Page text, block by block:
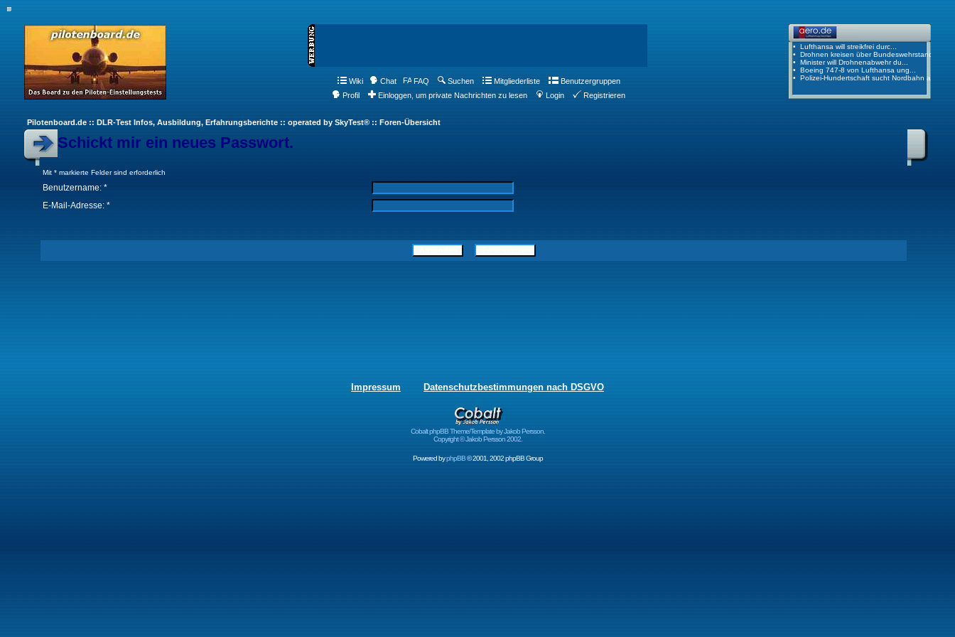
Wiki Chat FAQ Suchen Mitgliederliste
Benutzergruppen
Profil
Einloggen, um private Nachrichten zu lesen Login Registrieren
Pilotenboard.de :: DLR-Test Infos, Ausbildung, Erfahrungsberichte :: operated by SkyTest® :: Foren-Übersicht
Schickt mir ein neues Passwort.
Mit * markierte Felder sind erforderlich
Benutzername: *
E-Mail-Adresse: *
Impressum Datenschutzbestimmungen nach DSGVO
Cobalt phpBB Theme/Template by Jakob Persson.
Copyright © Jakob Persson 2002.
Powered byphpBB© 2001, 2002 phpBB Group